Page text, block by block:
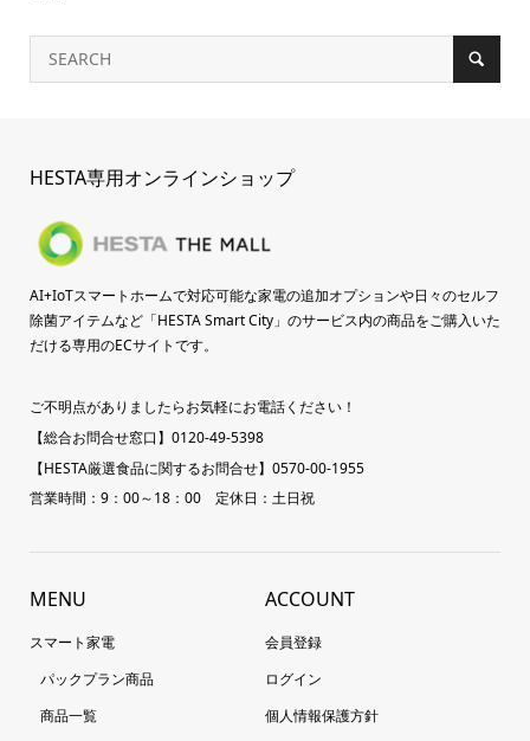
HESTA専用オンラインショップ
AI+IoTスマートホームで対応可能な家電の追加オプションや日々のセルフ
除菌アイテムなど「HESTA Smart City」のサービス内の商品をご購入いた
だける専用のECサイトです。
ご不明点がありましたらお気軽にお電話ください！
【総合お問合せ窓口】0120-49-5398
【HESTA厳選食品に関するお問合せ】0570-00-1955
営業時間：9：00～18：00 定休日：土日祝
MENU
スマート家電
パックプラン商品
商品一覧
ACCOUNT
会員登録
ログイン
個人情報保護方針